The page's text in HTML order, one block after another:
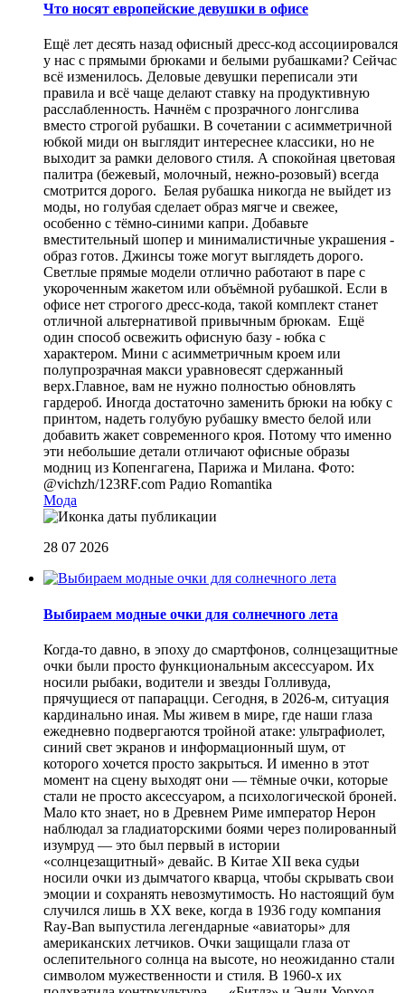
Что носят европейские девушки в офисе
Ещё лет десять назад офисный дресс-код ассоциировался
у нас с прямыми брюками и белыми рубашками? Сейчас
всё изменилось. Деловые девушки переписали эти
правила и всё чаще делают ставку на продуктивную
расслабленность. Начнём с прозрачного лонгслива
вместо строгой рубашки. В сочетании с асимметричной
юбкой миди он выглядит интереснее классики, но не
выходит за рамки делового стиля. А спокойная цветовая
палитра (бежевый, молочный, нежно-розовый) всегда
смотрится дорого. Белая рубашка никогда не выйдет из
моды, но голубая сделает образ мягче и свежее,
особенно с тёмно-синими капри. Добавьте
вместительный шопер и минималистичные украшения -
образ готов. Джинсы тоже могут выглядеть дорого.
Светлые прямые модели отлично работают в паре с
укороченным жакетом или объёмной рубашкой. Если в
офисе нет строгого дресс-кода, такой комплект станет
отличной альтернативой привычным брюкам. Ещё
один способ освежить офисную базу - юбка с
характером. Мини с асимметричным кроем или
полупрозрачная макси уравновесят сдержанный
верх.Главное, вам не нужно полностью обновлять
гардероб. Иногда достаточно заменить брюки на юбку с
принтом, надеть голубую рубашку вместо белой или
добавить жакет современного кроя. Потому что именно
эти небольшие детали отличают офисные образы
модниц из Копенгагена, Парижа и Милана. Фото:
@vichzh/123RF.com Радио Romantika
Мода
28 07 2026
Выбираем модные очки для солнечного лета
Когда-то давно, в эпоху до смартфонов, солнцезащитные
очки были просто функциональным аксессуаром. Их
носили рыбаки, водители и звезды Голливуда,
прячущиеся от папарацци. Сегодня, в 2026-м, ситуация
кардинально иная. Мы живем в мире, где наши глаза
ежедневно подвергаются тройной атаке: ультрафиолет,
синий свет экранов и информационный шум, от
которого хочется просто закрыться. И именно в этот
момент на сцену выходят они — тёмные очки, которые
стали не просто аксессуаром, а психологической броней.
Мало кто знает, но в Древнем Риме император Нерон
наблюдал за гладиаторскими боями через полированный
изумруд — это был первый в истории
«солнцезащитный» девайс. В Китае XII века судьи
носили очки из дымчатого кварца, чтобы скрывать свои
эмоции и сохранять невозмутимость. Но настоящий бум
случился лишь в XX веке, когда в 1936 году компания
Ray-Ban выпустила легендарные «авиаторы» для
американских летчиков. Очки защищали глаза от
ослепительного солнца на высоте, но неожиданно стали
символом мужественности и стиля. В 1960-х их